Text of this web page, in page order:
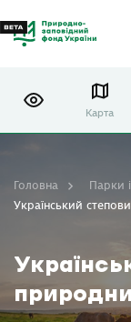
Карта
Головна
Парки
Український